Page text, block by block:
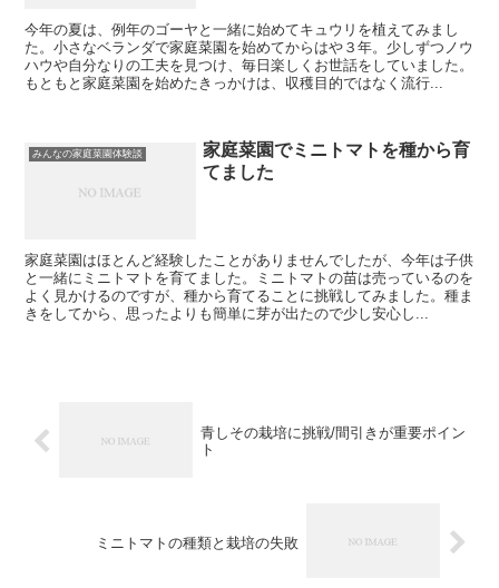
今年の夏は、例年のゴーヤと一緒に始めてキュウリを植えてみまし
た。小さなベランダで家庭菜園を始めてからはや３年。少しずつノウ
ハウや自分なりの工夫を見つけ、毎日楽しくお世話をしていました。
もともと家庭菜園を始めたきっかけは、収穫目的ではなく流行...
みんなの家庭菜園体験談
家庭菜園でミニトマトを種から育
てました
家庭菜園はほとんど経験したことがありませんでしたが、今年は子供
と一緒にミニトマトを育てました。ミニトマトの苗は売っているのを
よく見かけるのですが、種から育てることに挑戦してみました。種ま
きをしてから、思ったよりも簡単に芽が出たので少し安心し...
青しその栽培に挑戦/間引きが重要ポイン
ト
ミニトマトの種類と栽培の失敗